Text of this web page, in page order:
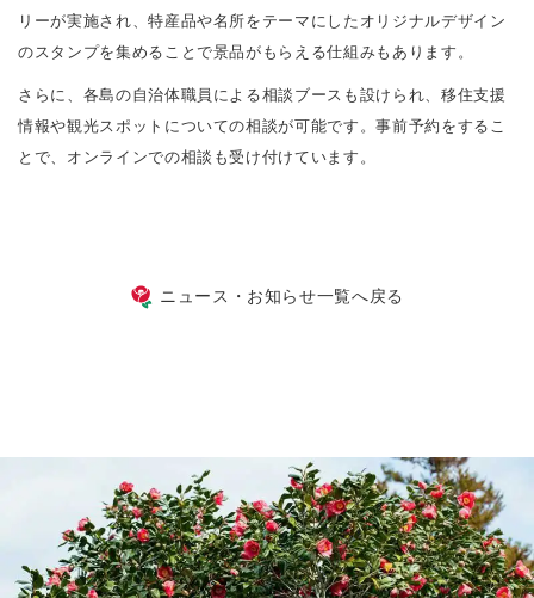
リーが実施され、特産品や名所をテーマにしたオリジナルデザイン
のスタンプを集めることで景品がもらえる仕組みもあります。
さらに、各島の自治体職員による相談ブースも設けられ、移住支援
情報や観光スポットについての相談が可能です。事前予約をするこ
とで、オンラインでの相談も受け付けています。
ニュース・お知らせ一覧へ戻る